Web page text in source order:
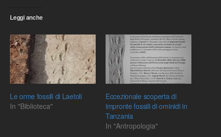
Leggi anche
Le orme fossili di Laetoli
In "Biblioteca"
Eccezionale scoperta di
impronte fossili di ominidi in
Tanzania
In "Antropologia"